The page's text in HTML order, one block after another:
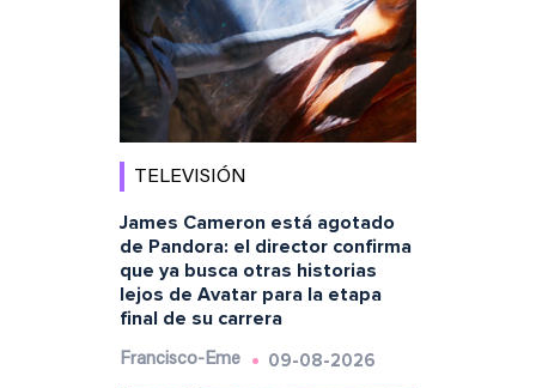
TELEVISIÓN
James Cameron está agotado
de Pandora: el director confirma
que ya busca otras historias
lejos de Avatar para la etapa
final de su carrera
Francisco-Eme 09-08-2026